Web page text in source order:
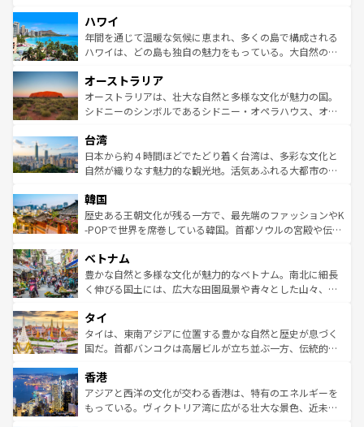
ば市内交通費無料で観光を楽しむこともできる。 なお、新
着のスイス情報はコンテンツ一覧 を参照してほしい。
のような巨大都市は、観光、ショッピング、エンターテイ
ンメントが詰まった刺激的なスポットだ。一方、アメリカ
西部には大自然が広がり、グランドキャニオンやイエロー
部のニューオーリンズでは、音楽と美食が融合した独特の
文化が魅力。旅行者はアメリカの各地域で異なる魅力を楽
しみながら、その多様性と豊かな歴史を感じることができ
ならではの贅沢な旅のスタイルだ。 なお、新着のアメリカ
情報はコンテンツ一覧を参照してほしい。
ハワイ
年間を通じて温暖な気候に恵まれ、多くの島で構成される
ハワイは、どの島も独自の魅力をもっている。大自然の神
ワイ島は見逃せない。また、定番の観光地といえばオアフ
島だが、静かな自然を求めるならマウイ島やカウアイ島が
おすすめ。エメラルドグリーンに輝く海をはじめ、豊かな
れるおもてなしの心で訪れる人々を迎えてくれるハワイの
人々、おいしいローカルフードやハワイアンミュージッ
ク、伝統的なフラダンスなど、すべてがハワイの魅力を彩
ワイを、存分に味わってほしい。 なお、新着のハワイ情報
はコンテンツ一覧を参照してほしい。
オーストラリア
オーストラリアは、壮大な自然と多様な文化が魅力の国。
シドニーのシンボルであるシドニー・オペラハウス、オー
リアリーフや大陸中央部にそびえるウルル（エアーズロッ
ク）、タスマニアの美しい原生林やケアンズの熱帯雨林な
ど、見どころがたくさん。また、カフェやワイン、オージ
いる。アクティビティも充実しており、サーフィンやダイ
ビング、ハイキングなど、アウトドア好きにはたまらな
い。オーストラリアの多彩な魅力を存分に味わいつくそ
参照してほしい。
台湾
日本から約４時間ほどでたどり着く台湾は、多彩な文化と
自然が織りなす魅力的な観光地。活気あふれる大都市の台
ン）、静ひつな山岳地帯である台湾東部など、都市の喧騒
と山間の静けさが共存しており、訪れる人に新しい発見と
驚きをもたらしてくれる。また、奥深い台湾の食文化も魅
容にもいいと評判のスイーツなど、バラエティ豊かな料理
が味わえる。 なお、新着の台湾情報は コンテンツ一覧を参
照してほしい。
韓国
歴史ある王朝文化が残る一方で、最先端のファッションやK
-POPで世界を席巻している韓国。首都ソウルの宮殿や伝統
き、地方に足を延ばせば四季折々の自然美を楽しむことが
できる。そして、キムチや焼肉、絶品のストリートフード
まで、さまざまな韓国料理が待っている。夜には、韓国な
リティに包まれながら、韓国の多彩な魅力を心ゆくまで味
わってみてほしい。 なお、新着の韓国情報はコンテンツ一
覧を参照してほしい。
ベトナム
豊かな自然と多様な文化が魅力的なベトナム。南北に細長
く伸びる国土には、広大な田園風景や青々とした山々、世
急速な発展と共に伝統が息づく。ハノイの古い町並みやホ
ーチミン市のフランス統治時代の建物も、独特の雰囲気を
醸し出している。また、バラエティの豊かさとおいしさで
とつ。フォーやバインミー、ベトナムコーヒーなどは、ぜ
ひ現地で味わいたい。どの地域を訪れてもあたたかい人々
が旅行者を迎えてくれるので、きっと忘れられない旅にな
タイ
タイは、東南アジアに位置する豊かな自然と歴史が息づく
国だ。首都バンコクは高層ビルが立ち並ぶ一方、伝統的な
の活気が交差している。北部ではチェンマイなどの山岳地
帯で自然と触れ合い、南部ではプーケットやクラビの美し
いビーチでリゾート気分を楽しむことができる。タイ料理
香港
アジアと西洋の文化が交わる香港は、特有のエネルギーを
もっている。ヴィクトリア湾に広がる壮大な景色、近未来